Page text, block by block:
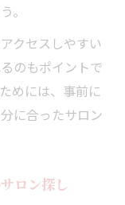
。
クセスしやすい
のもポイントで
めには、事前に
に合ったサロン
ロン探し